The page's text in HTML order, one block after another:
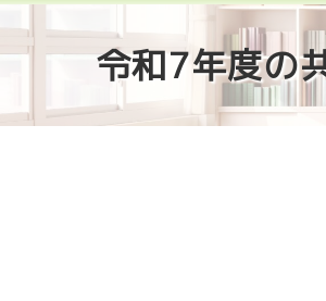
令和7年度の